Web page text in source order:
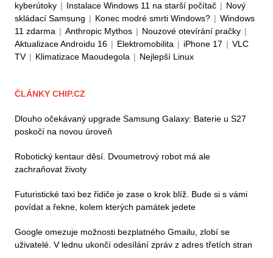
kyberútoky | Instalace Windows 11 na starší počítač | Nový
skládací Samsung | Konec modré smrti Windows? | Windows
11 zdarma | Anthropic Mythos | Nouzové otevírání pračky |
Aktualizace Androidu 16 | Elektromobilita | iPhone 17 | VLC
TV | Klimatizace Maoudegola | Nejlepší Linux
ČLÁNKY CHIP.CZ
Dlouho očekávaný upgrade Samsung Galaxy: Baterie u S27
poskočí na novou úroveň
Robotický kentaur děsí. Dvoumetrový robot má ale
zachraňovat životy
Futuristické taxi bez řidiče je zase o krok blíž. Bude si s vámi
povídat a řekne, kolem kterých památek jedete
Google omezuje možnosti bezplatného Gmailu, zlobí se
uživatelé. V lednu ukončí odesílání zpráv z adres třetích stran